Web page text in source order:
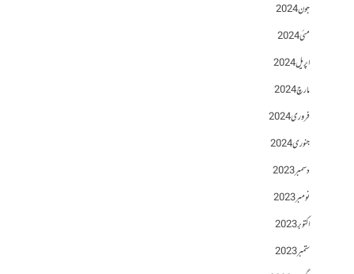
جون 2024
مئی 2024
اپریل 2024
مارچ 2024
فروری 2024
جنوری 2024
دسمبر 2023
نومبر 2023
اکتوبر 2023
ستمبر 2023